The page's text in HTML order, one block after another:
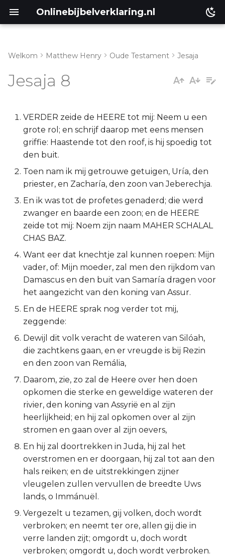
Onlinebijbelverklaring.nl
Jesaja 8:1-8
Jesaja 8:9-15
Jesaja 8:16-22
Lukas
Johannes
Handelingen
Romeinen
1 Korinthe
2 Korinthe
Galaten
Éfeze
Filipenzen
Kolossenzen
1 Thessalonicenzen
2 Thessalonicenzen
1 Timótheüs
Titus
Filémon
Hebreeën
Jakobus
Welkom Matthew Henry Oude Testament Jesaja
Jesaja 8
VERDER zeide de HEERE tot mij: Neem u een
grote rol; en schrijf daarop met eens mensen
griffie: Haastende tot den roof, is hij spoedig tot
den buit.
Toen nam ik mij getrouwe getuigen, Uría, den
priester, en Zacharía, den zoon van Jeberechja.
En ik was tot de profetes genaderd; die werd
zwanger en baarde een zoon; en de HEERE
zeide tot mij: Noem zijn naam MAHER SCHALAL
CHAS BAZ.
Want eer dat knechtje zal kunnen roepen: Mijn
vader, of: Mijn moeder, zal men den rijkdom van
Damascus en den buit van Samaría dragen voor
het aangezicht van den koning van Assur.
En de HEERE sprak nog verder tot mij,
zeggende:
Dewijl dit volk veracht de wateren van Silóah,
die zachtkens gaan, en er vreugde is bij Rezin
en den zoon van Remália,
Daarom, zie, zo zal de Heere over hen doen
opkomen die sterke en geweldige wateren der
rivier, den koning van Assyrië en al zijn
heerlijkheid; en hij zal opkomen over al zijn
stromen en gaan over al zijn oevers,
En hij zal doortrekken in Juda, hij zal het
overstromen en er doorgaan, hij zal tot aan den
hals reiken; en de uitstrekkingen zijner
vleugelen zullen vervullen de breedte Uws
lands, o Immánuël.
Vergezelt u tezamen, gij volken, doch wordt
verbroken; en neemt ter ore, allen gij die in
verre landen zijt; omgordt u, doch wordt
verbroken; omgordt u, doch wordt verbroken.